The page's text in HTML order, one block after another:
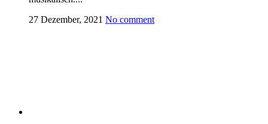
27 Dezember, 2021 No comment